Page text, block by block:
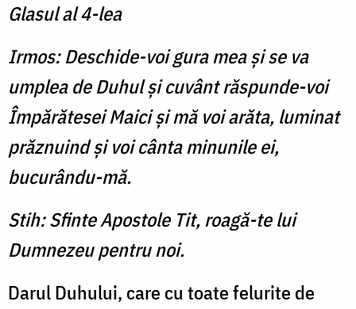
Glasul al 4-lea
Irmos: Deschide-voi gura mea şi se va
umplea de Duhul şi cuvânt răspunde-voi
Împărătesei Maici şi mă voi arăta, luminat
prăznuind şi voi cânta minunile ei,
bucurându-mă.
Stih: Sfinte Apostole Tit, roagă-te lui
Dumnezeu pentru noi.
Darul Duhului, care cu toate felurite de